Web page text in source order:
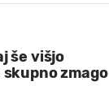
še višjo
zmago